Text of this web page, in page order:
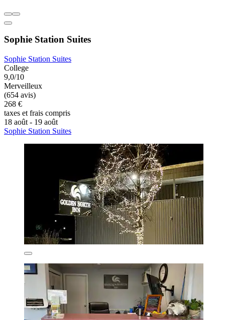
Sophie Station Suites
Sophie Station Suites
College
9,0/10
Merveilleux
(654 avis)
268 €
taxes et frais compris
18 août - 19 août
Sophie Station Suites